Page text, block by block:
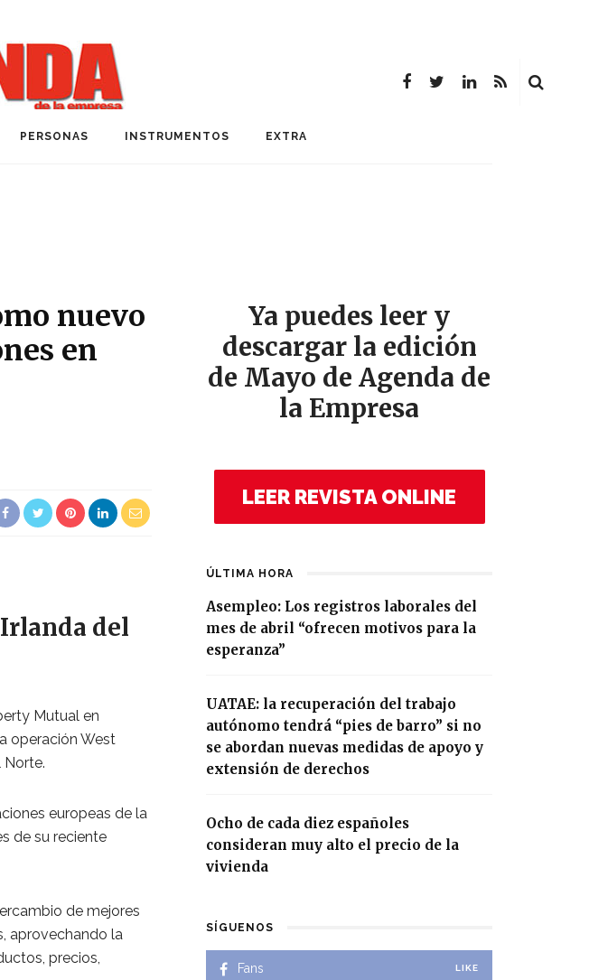
PERSONAS INSTRUMENTOS EXTRA
nuevo
en
del
Mutual en
operación West
Norte.
europeas de la
de su reciente
de mejores
aprovechando la
precios,
Ya puedes leer y
descargar la edición
de Mayo de Agenda de
la Empresa
LEER REVISTA ONLINE
ÚLTIMA HORA
Asempleo: Los registros laborales del
mes de abril “ofrecen motivos para la
esperanza”
UATAE: la recuperación del trabajo
autónomo tendrá “pies de barro” si no
se abordan nuevas medidas de apoyo y
extensión de derechos
Ocho de cada diez españoles
consideran muy alto el precio de la
vivienda
SÍGUENOS
Fans LIKE